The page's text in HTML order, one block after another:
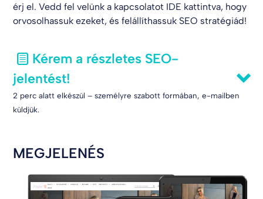
érj el. Vedd fel velünk a kapcsolatot IDE kattintva, hogy
orvosolhassuk ezeket, és felállíthassuk SEO stratégiád!
Kérem a részletes SEO-
jelentést!
2 perc alatt elkészül – személyre szabott formában, e-mailben
küldjük.
MEGJELENÉS